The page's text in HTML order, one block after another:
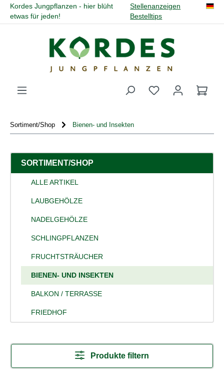
springen
Kordes Jungpflanzen - hier blüht
etwas für jeden!
Stellenanzeigen
Bestelltips
Du hast 0
Sortiment/Shop Bienen- und Insekten
SORTIMENT/SHOP
ALLE ARTIKEL
LAUBGEHÖLZE
NADELGEHÖLZE
SCHLINGPFLANZEN
FRUCHTSTRÄUCHER
BIENEN- UND INSEKTEN
BALKON / TERRASSE
FRIEDHOF
Produkte filtern